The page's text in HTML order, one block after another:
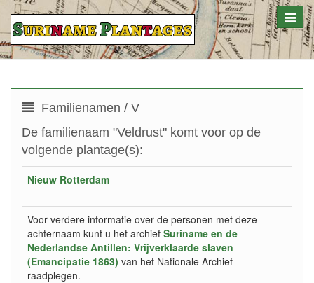
Toggle
Familienamen / V
De familienaam "Veldrust" komt voor op de
volgende plantage(s):
Nieuw Rotterdam
Voor verdere informatie over de personen met deze
achternaam kunt u het archief Suriname en de
Nederlandse Antillen: Vrijverklaarde slaven
(Emancipatie 1863) van het Nationale Archief
raadplegen.